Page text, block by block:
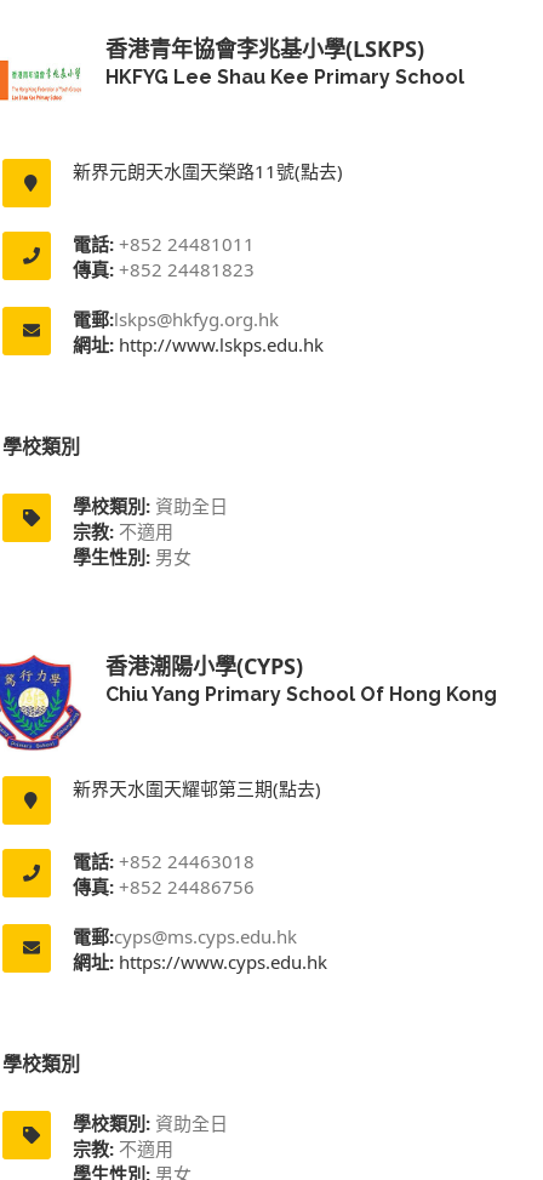
香港青年協會李兆基小學(LSKPS)
HKFYG Lee Shau Kee Primary School
新界元朗天水圍天榮路11號(點去)
電話: +852 24481011
傳真: +852 24481823
電郵:lskps@hkfyg.org.hk
網址: http://www.lskps.edu.hk
學校類別
學校類別: 資助全日
宗教: 不適用
學生性別: 男女
香港潮陽小學(CYPS)
Chiu Yang Primary School Of Hong Kong
新界天水圍天耀邨第三期(點去)
電話: +852 24463018
傳真: +852 24486756
電郵:cyps@ms.cyps.edu.hk
網址: https://www.cyps.edu.hk
學校類別
學校類別: 資助全日
宗教: 不適用
學生性別: 男女